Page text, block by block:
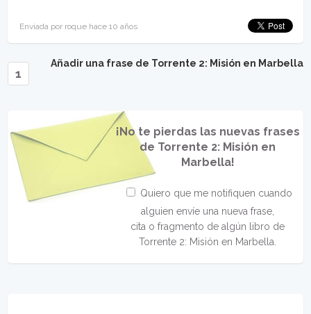
Enviada por roque hace 10 años
Añadir una frase de Torrente 2: Misión en Marbella
1
¡No te pierdas las nuevas frases
de Torrente 2: Misión en
Marbella!
Quiero que me notifiquen cuando
alguien envíe una nueva frase,
cita o fragmento de algún libro de
Torrente 2: Misión en Marbella.